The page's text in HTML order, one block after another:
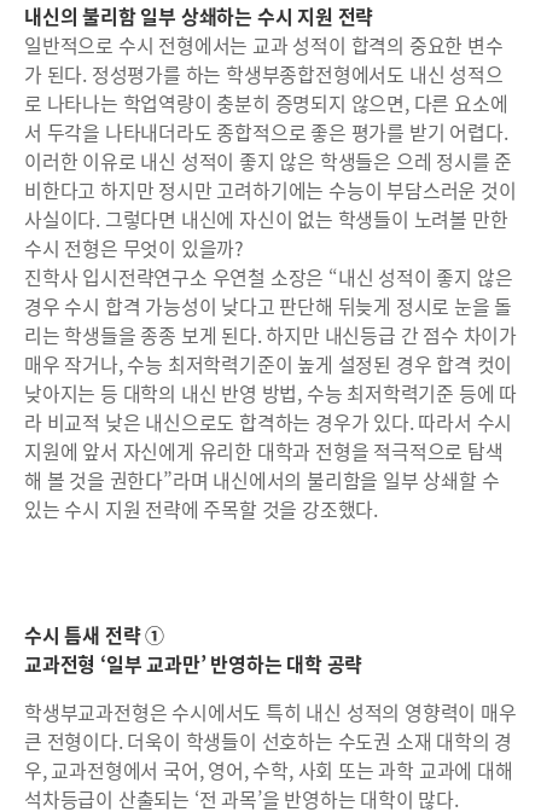
내신의 불리함 일부 상쇄하는 수시 지원 전략
일반적으로 수시 전형에서는 교과 성적이 합격의 중요한 변수
가 된다. 정성평가를 하는 학생부종합전형에서도 내신 성적으
로 나타나는 학업역량이 충분히 증명되지 않으면, 다른 요소에
서 두각을 나타내더라도 종합적으로 좋은 평가를 받기 어렵다.
이러한 이유로 내신 성적이 좋지 않은 학생들은 으레 정시를 준
비한다고 하지만 정시만 고려하기에는 수능이 부담스러운 것이
사실이다. 그렇다면 내신에 자신이 없는 학생들이 노려볼 만한
수시 전형은 무엇이 있을까?
진학사 입시전략연구소 우연철 소장은 “내신 성적이 좋지 않은
경우 수시 합격 가능성이 낮다고 판단해 뒤늦게 정시로 눈을 돌
리는 학생들을 종종 보게 된다. 하지만 내신등급 간 점수 차이가
매우 작거나, 수능 최저학력기준이 높게 설정된 경우 합격 컷이
낮아지는 등 대학의 내신 반영 방법, 수능 최저학력기준 등에 따
라 비교적 낮은 내신으로도 합격하는 경우가 있다. 따라서 수시
지원에 앞서 자신에게 유리한 대학과 전형을 적극적으로 탐색
해 볼 것을 권한다”라며 내신에서의 불리함을 일부 상쇄할 수
있는 수시 지원 전략에 주목할 것을 강조했다.
수시 틈새 전략 ①
교과전형 ‘일부 교과만’ 반영하는 대학 공략
학생부교과전형은 수시에서도 특히 내신 성적의 영향력이 매우
큰 전형이다. 더욱이 학생들이 선호하는 수도권 소재 대학의 경
우, 교과전형에서 국어, 영어, 수학, 사회 또는 과학 교과에 대해
석차등급이 산출되는 ‘전 과목’을 반영하는 대학이 많다.